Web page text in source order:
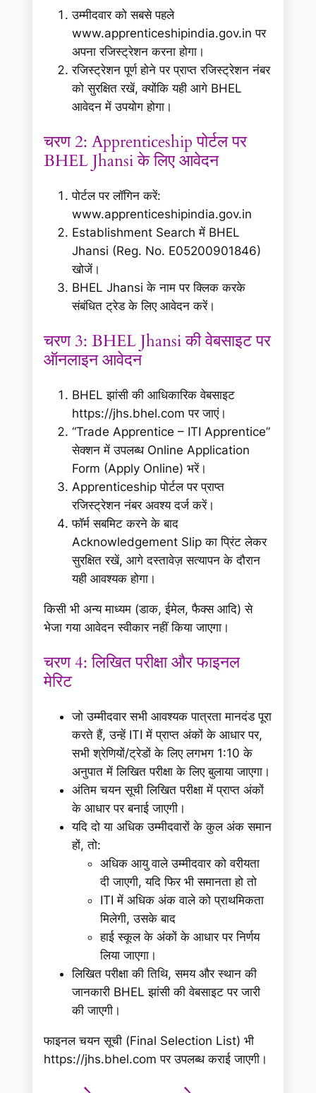
उम्मीदवार को सबसे पहले
www.apprenticeshipindia.gov.in पर
अपना रजिस्ट्रेशन करना होगा।
रजिस्ट्रेशन पूर्ण होने पर प्राप्त रजिस्ट्रेशन नंबर
को सुरक्षित रखें, क्योंकि यही आगे BHEL
आवेदन में उपयोग होगा।
चरण 2: Apprenticeship पोर्टल पर
BHEL Jhansi के लिए आवेदन
पोर्टल पर लॉगिन करें:
www.apprenticeshipindia.gov.in
Establishment Search में BHEL
Jhansi (Reg. No. E05200901846)
खोजें।
BHEL Jhansi के नाम पर क्लिक करके
संबंधित ट्रेड के लिए आवेदन करें।
चरण 3: BHEL Jhansi की वेबसाइट पर
ऑनलाइन आवेदन
BHEL झांसी की आधिकारिक वेबसाइट
https://jhs.bhel.com पर जाएं।
“Trade Apprentice – ITI Apprentice”
सेक्शन में उपलब्ध Online Application
Form (Apply Online) भरें।
Apprenticeship पोर्टल पर प्राप्त
रजिस्ट्रेशन नंबर अवश्य दर्ज करें।
फॉर्म सबमिट करने के बाद
Acknowledgement Slip का प्रिंट लेकर
सुरक्षित रखें, आगे दस्तावेज़ सत्यापन के दौरान
यही आवश्यक होगा।
किसी भी अन्य माध्यम (डाक, ईमेल, फैक्स आदि) से
भेजा गया आवेदन स्वीकार नहीं किया जाएगा।
चरण 4: लिखित परीक्षा और फाइनल
मेरिट
जो उम्मीदवार सभी आवश्यक पात्रता मानदंड पूरा
करते हैं, उन्हें ITI में प्राप्त अंकों के आधार पर,
सभी श्रेणियों/ट्रेडों के लिए लगभग 1:10 के
अनुपात में लिखित परीक्षा के लिए बुलाया जाएगा।
अंतिम चयन सूची लिखित परीक्षा में प्राप्त अंकों
के आधार पर बनाई जाएगी।
यदि दो या अधिक उम्मीदवारों के कुल अंक समान
हों, तो:
अधिक आयु वाले उम्मीदवार को वरीयता
दी जाएगी, यदि फिर भी समानता हो तो
ITI में अधिक अंक वाले को प्राथमिकता
मिलेगी, उसके बाद
हाई स्कूल के अंकों के आधार पर निर्णय
लिया जाएगा।
लिखित परीक्षा की तिथि, समय और स्थान की
जानकारी BHEL झांसी की वेबसाइट पर जारी
की जाएगी।
फाइनल चयन सूची (Final Selection List) भी
https://jhs.bhel.com पर उपलब्ध कराई जाएगी।